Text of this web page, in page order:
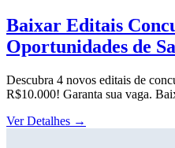
Baixar Editais
Oportunidades de
Descubra 4 novos editais de
R$10.000! Garanta sua vaga.
Ver Detalhes →